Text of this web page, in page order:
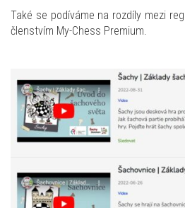
Také se podíváme na rozdíly mezi
členstvím My-Chess Premium.